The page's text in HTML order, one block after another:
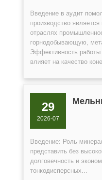
Введение в аудит
производство
отраслях
горнодобывающую,
Эффективность работы
влияет на качество
29
2026-07
Введение: Роль
представить без
долговечность и
тонкодисперсных...